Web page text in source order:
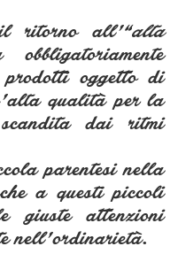
ritorno all’“alta
oggetto di
qualità per la
dai ritmi
parentesi nella
a questi piccoli
giuste attenzioni
nell’ordinarietà.